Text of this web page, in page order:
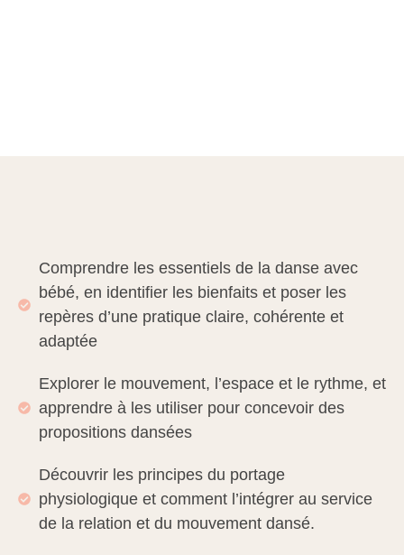
Comprendre les essentiels de la danse avec
bébé, en identifier les bienfaits et poser les
repères d’une pratique claire, cohérente et
adaptée
Explorer le mouvement, l’espace et le rythme, et
apprendre à les utiliser pour concevoir des
propositions dansées
Découvrir les principes du portage
physiologique et comment l’intégrer au service
de la relation et du mouvement dansé.